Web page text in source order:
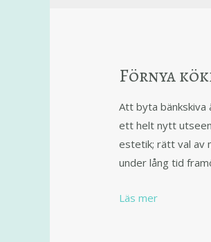
Förnya
Att byta
ett helt nytt
estetik; rätt val av
under lång tid
Läs mer